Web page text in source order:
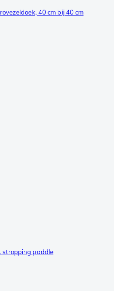
40 cm bij 40 cm
stropping paddle